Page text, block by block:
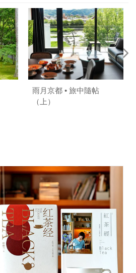
雨月京都 • 旅中隨帖
（上）